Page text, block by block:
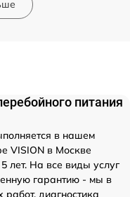
питания
в нашем
VISION в Москве
лет. На все виды услуг
гарантию - мы в
диагностика